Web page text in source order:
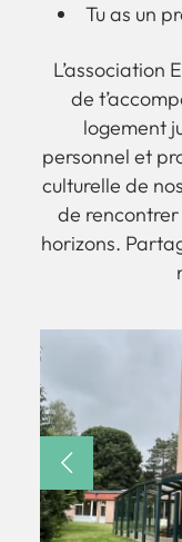
Tu as un
L’association
de
logement
personnel et
culturelle de
de rencontrer
horizons.